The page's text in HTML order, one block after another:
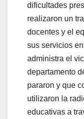
dificultades
realizaron un
docentes y el
sus servicios
administra el
departamento
pararon y que
utilizaron la
educativas a